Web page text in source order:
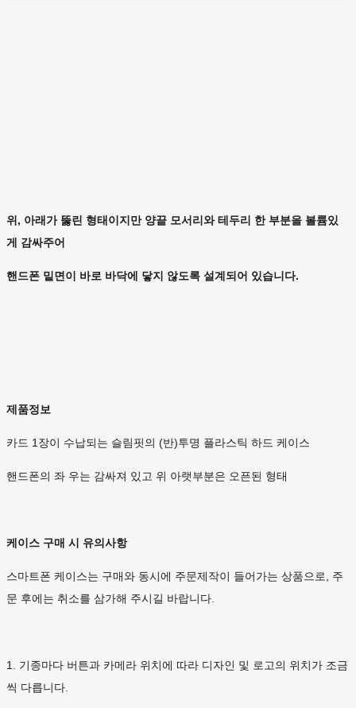
위, 아래가 뚫린 형태이지만 양끝 모서리와 테두리 한 부분을 볼륨있
게 감싸주어
핸드폰 밑면이 바로 바닥에 닿지 않도록 설계되어 있습니다.
제품정보
카드 1장이 수납되는 슬림핏의 (반)투명 플라스틱 하드 케이스
핸드폰의 좌 우는 감싸져 있고 위 아랫부분은 오픈된 형태
케이스 구매 시 유의사항
스마트폰 케이스는 구매와 동시에 주문제작이 들어가는 상품으로, 주
문 후에는 취소를 삼가해 주시길 바랍니다.
1. 기종마다 버튼과 카메라 위치에 따라 디자인 및 로고의 위치가 조금
씩 다릅니다.